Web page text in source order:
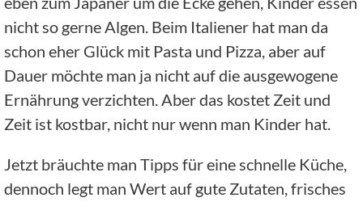
nicht so gerne Algen. Beim Italiener hat man da
schon eher Glück mit Pasta und Pizza, aber auf
Dauer möchte man ja nicht auf die ausgewogene
Ernährung verzichten. Aber das kostet Zeit und
Zeit ist kostbar, nicht nur wenn man Kinder hat.
Jetzt bräuchte man Tipps für eine schnelle Küche,
dennoch legt man Wert auf gute Zutaten, frisches